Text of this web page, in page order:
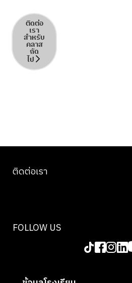
หนึ่งมื้อ
อย่าง
สมบูรณ์
ในคลาส
นี้ คุณจะ
ตั้งแต่ต้น
พร้อม
คุณทำ
สำคัญ
ไม่ว่าจะ
เป็นการ
ปรุงรส
การ
รสชาติ
สูตร”
และ
ประทับ
ใจให้คน
พิเศษ
จัดมื้อ
อาหารที่
อาหาร
อย่าง
ทักษะที่
ใช้งานได้
ติดต่อ
เรา
สำหรับ
คลาส
ถัด
ไป
ตั้งแต่ต้น
อาหาร
ได้อย่าง
ติดต่อเรา
FOLLOW US